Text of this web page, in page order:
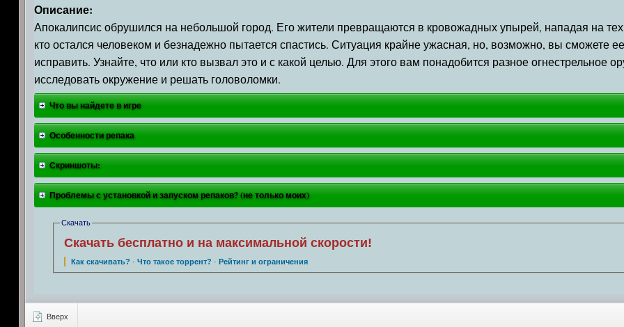
Описание:
Апокалипсис обрушился на небольшой город. Его жители превращаются в кровожадных упырей, нападая на
кто остался человеком и безнадежно пытается спастись. Ситуация крайне ужасная, но, возможно, вы сможете ее
исправить. Узнайте, что или кто вызвал это и с какой целью. Для этого вам понадобится разное огнестрельное
исследовать окружение и решать головоломки.
Что вы найдете в игре
Особенности репака
Скриншоты:
Проблемы с установкой и запуском репаков? (не только моих)
Скачать
Скачать бесплатно и на максимальной скорости!
Как скачивать? ·Что такое торрент? ·Рейтинг и ограничения
Вверх